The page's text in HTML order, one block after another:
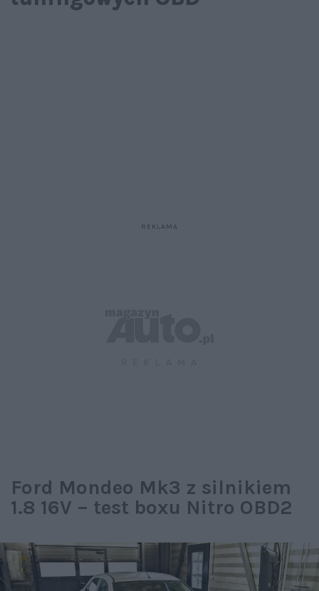
Ford Mondeo Mk3 z silnikiem
1.8 16V – test boxu Nitro OBD2